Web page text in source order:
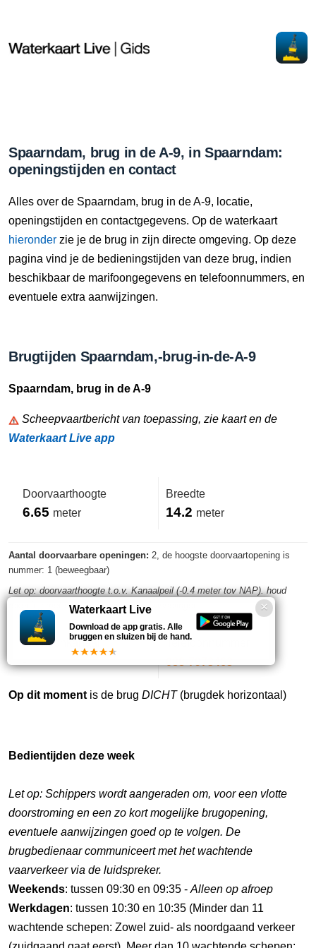
Spaarndam, brug in de A-9, in Spaarndam:
openingstijden en contact
Alles over de Spaarndam, brug in de A-9, locatie,
openingstijden en contactgegevens. Op de waterkaart
hieronder zie je de brug in zijn directe omgeving. Op deze
pagina vind je de bedieningstijden van deze brug, indien
beschikbaar de marifoongegevens en telefoonnummers, en
eventuele extra aanwijzingen.
Brugtijden Spaarndam,-brug-in-de-A-9
Spaarndam, brug in de A-9
Scheepvaartbericht van toepassing, zie kaart en de
Waterkaart Live app
Doorvaarthoogte
6.65 meter
Breedte
14.2 meter
Aantal doorvaarbare openingen: 2, de hoogste doorvaartopening is
nummer: 1 (beweegbaar)
Let op: doorvaarthoogte t.o.v. Kanaalpeil (-0.4 meter tov NAP). houd
rekening met eventuele waterstandwisselingen
Marifoonkanaal
Telefoonnummer
Op dit moment is de brug DICHT(brugdek horizontaal)
Bedientijden deze week
Let op: Schippers wordt aangeraden om, voor een vlotte
doorstroming en een zo kort mogelijke brugopening,
eventuele aanwijzingen goed op te volgen. De
brugbedienaar communiceert met het wachtende
vaarverkeer via de luidspreker.
Weekends: tussen 09:30 en 09:35 - Alleen op afroep
Werkdagen: tussen 10:30 en 10:35 (Minder dan 11
wachtende schepen: Zowel zuid- als noordgaand verkeer
Waterkaart Live
Download de app gratis. Alle
bruggen en sluizen bij de hand.